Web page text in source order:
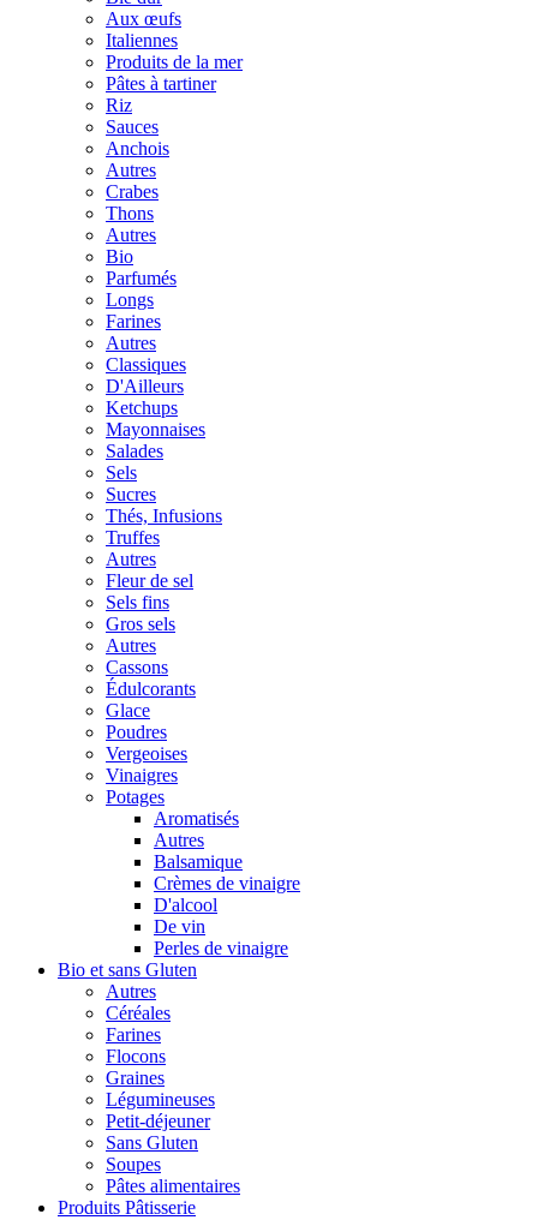
Aux œufs
Italiennes
Produits de la mer
Pâtes à tartiner
Riz
Sauces
Anchois
Autres
Crabes
Thons
Autres
Bio
Parfumés
Longs
Farines
Autres
Classiques
D'Ailleurs
Ketchups
Mayonnaises
Salades
Sels
Sucres
Thés, Infusions
Truffes
Autres
Fleur de sel
Sels fins
Gros sels
Autres
Cassons
Édulcorants
Glace
Poudres
Vergeoises
Vinaigres
Potages
Aromatisés
Autres
Balsamique
Crèmes de vinaigre
D'alcool
De vin
Perles de vinaigre
Bio et sans Gluten
Autres
Céréales
Farines
Flocons
Graines
Légumineuses
Petit-déjeuner
Sans Gluten
Soupes
Pâtes alimentaires
Produits Pâtisserie